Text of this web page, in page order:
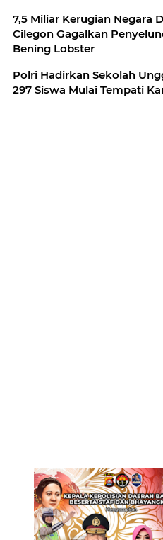
7,5 Miliar Kerugian Negara
Cilegon Gagalkan
Bening Lobster
Polri Hadirkan Sekolah
297 Siswa Mulai Tempati